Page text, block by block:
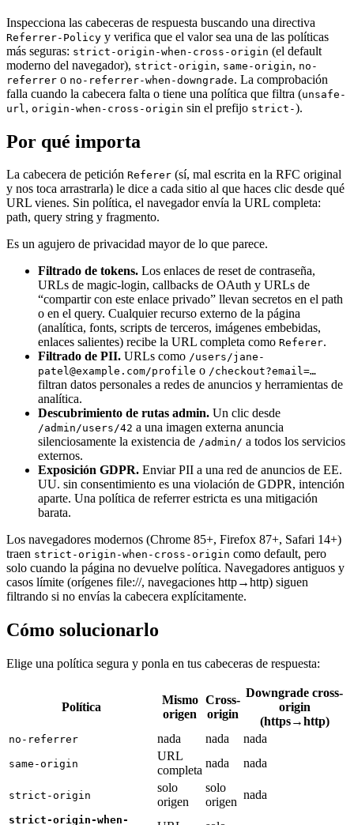
Inspecciona las cabeceras de respuesta buscando una directiva
Referrer-Policy y verifica que el valor sea una de las políticas
más seguras: strict-origin-when-cross-origin (el default
moderno del navegador), strict-origin, same-origin, no-
referrer o no-referrer-when-downgrade. La comprobación
falla cuando la cabecera falta o tiene una política que filtra (unsafe-
url , origin-when-cross-origin sin el prefijo strict-).
Por qué importa
La cabecera de petición Referer (sí, mal escrita en la RFC original
y nos toca arrastrarla) le dice a cada sitio al que haces clic desde qué
URL vienes. Sin política, el navegador envía la URL completa:
path, query string y fragmento.
Es un agujero de privacidad mayor de lo que parece.
Filtrado de tokens. Los enlaces de reset de contraseña,
URLs de magic-login, callbacks de OAuth y URLs de
“compartir con este enlace privado” llevan secretos en el path
o en el query. Cualquier recurso externo de la página
(analítica, fonts, scripts de terceros, imágenes embebidas,
enlaces salientes) recibe la URL completa como Referer.
Filtrado de PII. URLs como /users/jane-
patel@example.com/profile o /checkout?email=…
filtran datos personales a redes de anuncios y herramientas de
analítica.
Descubrimiento de rutas admin. Un clic desde
/admin/users/42 a una imagen externa anuncia
silenciosamente la existencia de /admin/ a todos los servicios
externos.
Exposición GDPR. Enviar PII a una red de anuncios de EE.
UU. sin consentimiento es una violación de GDPR, intención
aparte. Una política de referrer estricta es una mitigación
barata.
Los navegadores modernos (Chrome 85+, Firefox 87+, Safari 14+)
traen strict-origin-when-cross-origin como default, pero
solo cuando la página no devuelve política. Navegadores antiguos y
casos límite (orígenes file://, navegaciones http→http) siguen
filtrando si no envías la cabecera explícitamente.
Cómo solucionarlo
Elige una política segura y ponla en tus cabeceras de respuesta:
Política
Mismo
origen
Cross-
origin
Downgrade cross-
origin
(https→http)
no-referrer nada nada nada
same-origin
URL
completa
nada nada
strict-origin
solo
origen
solo
origen
nada
strict-origin-when-